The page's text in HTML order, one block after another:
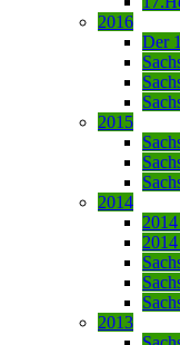
2016
Der
2015
2014
2013